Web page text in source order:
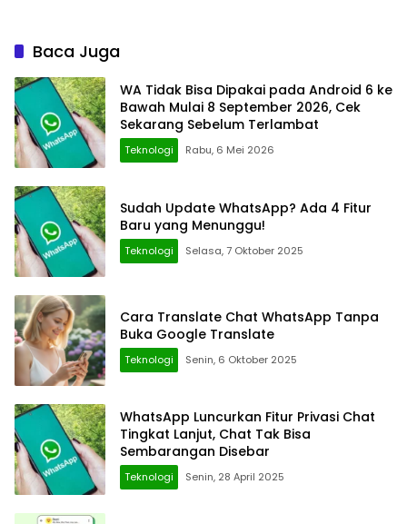
Baca Juga
WA Tidak Bisa Dipakai pada Android 6 ke
Bawah Mulai 8 September 2026, Cek
Sekarang Sebelum Terlambat
Teknologi Rabu, 6 Mei 2026
Sudah Update WhatsApp? Ada 4 Fitur
Baru yang Menunggu!
Teknologi Selasa, 7 Oktober 2025
Cara Translate Chat WhatsApp Tanpa
Buka Google Translate
Teknologi Senin, 6 Oktober 2025
WhatsApp Luncurkan Fitur Privasi Chat
Tingkat Lanjut, Chat Tak Bisa
Sembarangan Disebar
Teknologi Senin, 28 April 2025